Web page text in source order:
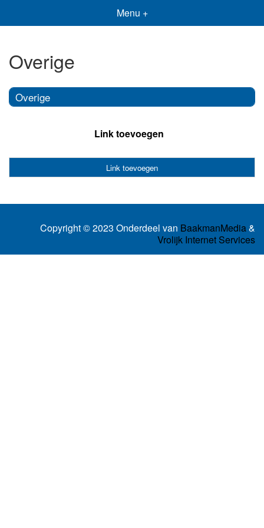
Menu +
Overige
Overige
Link toevoegen
Link toevoegen
Copyright © 2023 Onderdeel van BaakmanMedia&
Vrolijk Internet Services